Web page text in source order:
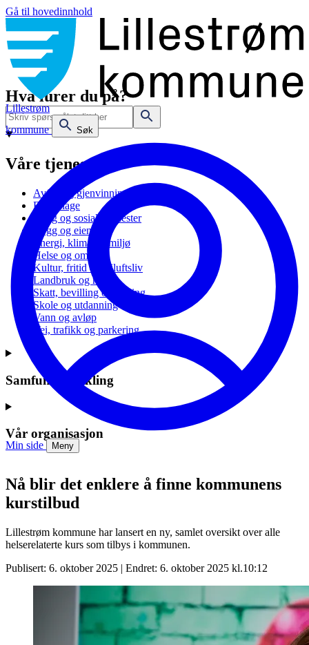
Gå til hovedinnhold
Lillestrøm
kommune
Søk
Min side Meny
Hva lurer du på?
Våre tjenester
Avfall og gjenvinning
Barnehage
Bolig og sosiale tjenester
Bygg og eiendom
Energi, klima og miljø
Helse og omsorg
Kultur, fritid og friluftsliv
Landbruk og natur
Skatt, bevilling og næring
Skole og utdanning
Vann og avløp
Vei, trafikk og parkering
Samfunnsutvikling
Vår organisasjon
Nå blir det enklere å finne kommunens
kurstilbud
Lillestrøm kommune har lansert en ny, samlet oversikt over alle
helserelaterte kurs som tilbys i kommunen.
Publisert: 6. oktober 2025 | Endret: 6. oktober 2025 kl.10:12